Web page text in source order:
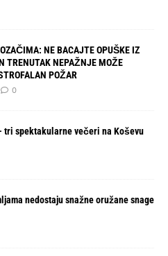
NE BACAJTE OPUŠKE IZ
TRENUTAK NEPAŽNJE MOŽE
POŽAR
0
spektakularne večeri na Koševu
nedostaju snažne oružane snage